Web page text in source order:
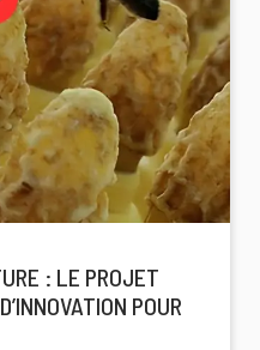
: LE PROJET
POUR